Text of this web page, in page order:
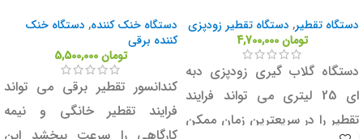
دستگاه تقطیر, دستگاه تقطیر زودپزی
تومان
دستگاه گلاب گیری زودپزی دبه
ای 25 لیتری می تواند فرایند
تقطیر را در سریعترین زمان ممکن
دستگاه خنک کننده, دستگاه خنک
کننده برقی
تومان
کندانسور تقطیر برقی می تواند
فرایند تقطیر خانگی و نیمه